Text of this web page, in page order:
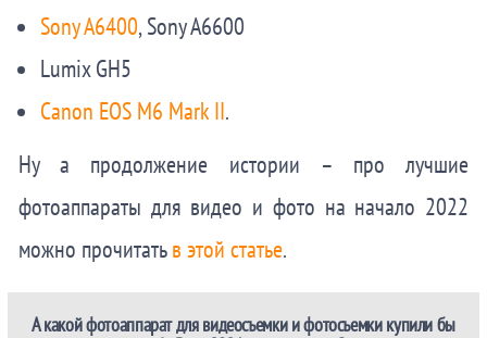
Sony A6400, Sony A6600
Lumix GH5
Canon EOS M6 Mark II.
Ну а продолжение истории – про лучшие
фотоаппараты для видео и фото на начало 2022
можно прочитатьв этой статье.
А какой фотоаппарат для видеосъемки и фотосъемки купили бы